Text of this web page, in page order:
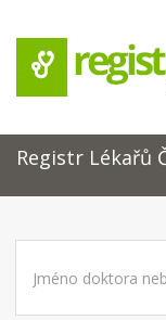
Registr Lékařů